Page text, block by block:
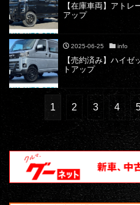
【在庫車両】アト
アップ
2025-06-25 info
【売約済み】ハイ
トアップ
1 2 3 4